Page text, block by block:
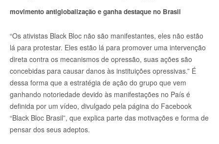
movimento antiglobalização e ganha destaque no Brasil
“Os ativistas Black Bloc não são manifestantes, eles não estão
lá para protestar. Eles estão lá para promover uma intervenção
direta contra os mecanismos de opressão, suas ações são
concebidas para causar danos às instituições opressivas.” É
dessa forma que a estratégia de ação do grupo que vem
ganhando notoriedade devido às manifestações no País é
definida por um vídeo, divulgado pela página do Facebook
“Black Bloc Brasil”, que explica parte das motivações e forma de
pensar dos seus adeptos.